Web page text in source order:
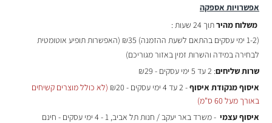
אפשרויות אספקה
משלוח מהירתוך 24 שעות :
(1-2 ימי עסקים בהתאם לשעת ההזמנה)
₪35 (האפשרות תופיע אוטומטית
לבחירה במידה והשרות זמין באזור מגוריכם)
שרות שליחים: 2 עד 5 ימי עסקים - ₪29
איסוף מנקודת איסוף- 2 עד 4 ימי עסקים - ₪20
(לא כולל מוצרים קשיחים
באורך מעל 60 ס"מ)
איסוף עצמי - משרד באר יעקב / חנות תל אביב, 1 - 4 ימי עסקים - חינם